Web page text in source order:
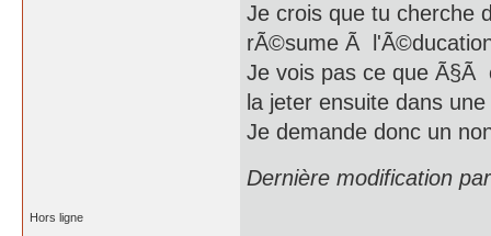
Je crois que tu cherche
rÃ©sume Ã
Je vois pas ce que Ã§Ã
la jeter ensuite dans
Je demande donc un
Dernière modification
Hors ligne